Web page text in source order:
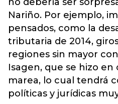
Nariño. Por ejemplo,
pensados, como la
tributaria de 2014,
regiones sin mayor
Isagen, que se hizo
marea, lo cual tendrá
políticas y jurídicas